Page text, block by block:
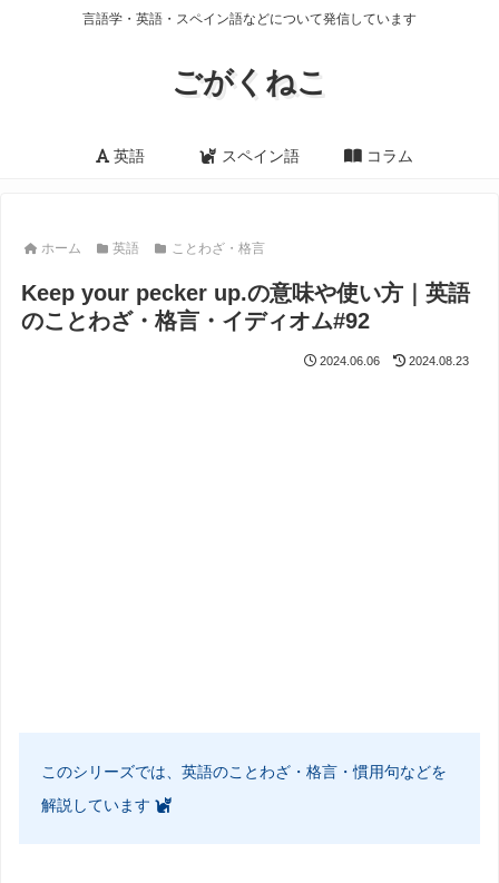
言語学・英語・スペイン語などについて発信しています
ごがくねこ
英語 スペイン語 コラム
ホーム 英語 ことわざ・格言
Keep your pecker up.の意味や使い方｜英語
のことわざ・格言・イディオム#92
2024.06.06 2024.08.23
このシリーズでは、英語のことわざ・格言・慣用句などを
解説しています